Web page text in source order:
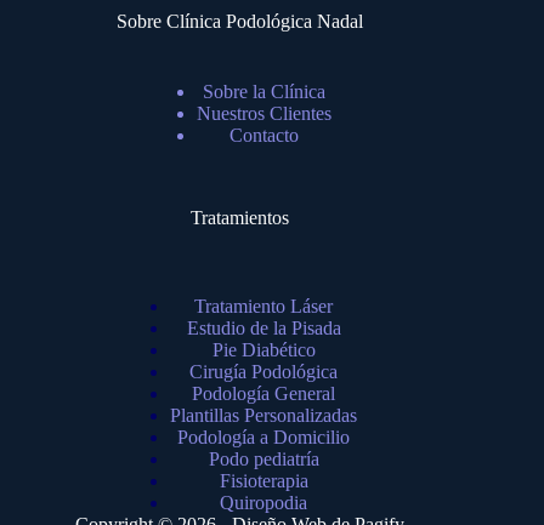
Sobre Clínica Podológica Nadal
Sobre la Clínica
Nuestros Clientes
Contacto
Tratamientos
Tratamiento Láser
Estudio de la Pisada
Pie Diabético
Cirugía Podológica
Podología General
Plantillas Personalizadas
Podología a Domicilio
Podo pediatría
Fisioterapia
Quiropodia